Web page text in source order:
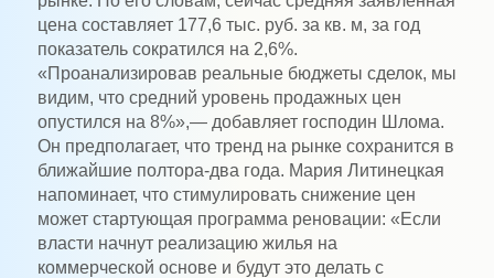
цена составляет 177,6 тыс. руб. за кв. м, за год
показатель сократился на 2,6%.
«Проанализировав реальные бюджеты сделок, мы
видим, что средний уровень продажных цен
опустился на 8%»,— добавляет господин Шлома.
Он предполагает, что тренд на рынке сохранится в
ближайшие полтора-два года. Мария Литинецкая
напоминает, что стимулировать снижение цен
может стартующая программа реновации: «Если
власти начнут реализацию жилья на
коммерческой основе и будут это делать с